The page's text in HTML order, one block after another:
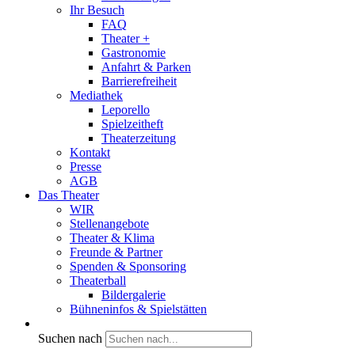
Ihr Besuch
FAQ
Theater +
Gastronomie
Anfahrt & Parken
Barrierefreiheit
Mediathek
Leporello
Spielzeitheft
Theaterzeitung
Kontakt
Presse
AGB
Das Theater
WIR
Stellenangebote
Theater & Klima
Freunde & Partner
Spenden & Sponsoring
Theaterball
Bildergalerie
Bühneninfos & Spielstätten
Suchen nach